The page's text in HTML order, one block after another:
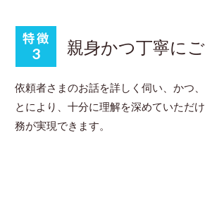
親身かつ丁寧に
依頼者さまのお話を詳しく伺い、かつ
とにより、十分に理解を深めていただ
務が実現できます。